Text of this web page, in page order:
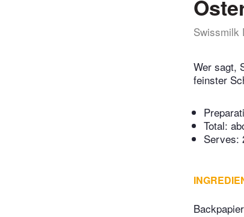
Swissmilk
Wer sagt,
feinster
Total:
Serves:
Backpapier